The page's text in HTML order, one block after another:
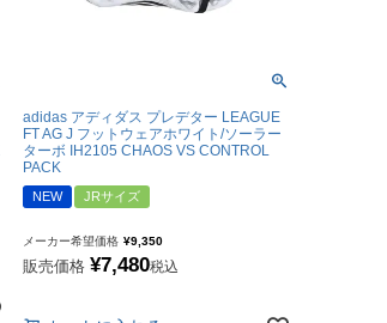
adidas アディダス プレデター LEAGUE
FT AG J フットウェアホワイト/ソーラー
ターボ IH2105 CHAOS VS CONTROL
PACK
NEW JRサイズ
メーカー希望価格 ¥9,350
販売価格 ¥7,480税込